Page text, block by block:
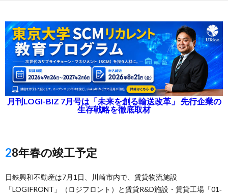
月刊LOGI-BIZ 7月号は「未来を創る輸送改革」 先行企業の
生存戦略を徹底取材
28年春の竣工予定
日鉄興和不動産は7月1日、川崎市内で、賃貸物流施設
「LOGIFRONT」（ロジフロント）と賃貸R&D施設・賃貸工場「01‐